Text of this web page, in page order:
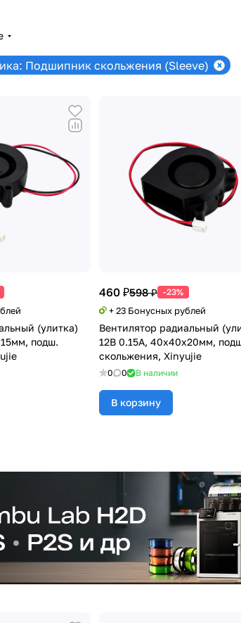
Подшипник скольжения (Sleeve)
(улитка)
подш.
460 ₽598 ₽ -23%
+ 23 Бонусных рублей
Вентилятор радиальный
12В 0.15А, 40х40х20мм,
скольжения, Xinyujie
0 0 В наличии
В корзину